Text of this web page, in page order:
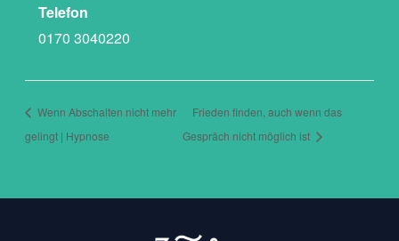
Telefon
0170 3040220
Wenn Abschalten nicht mehr
gelingt | Hypnose
Frieden finden, auch wenn das
Gespräch nicht möglich ist